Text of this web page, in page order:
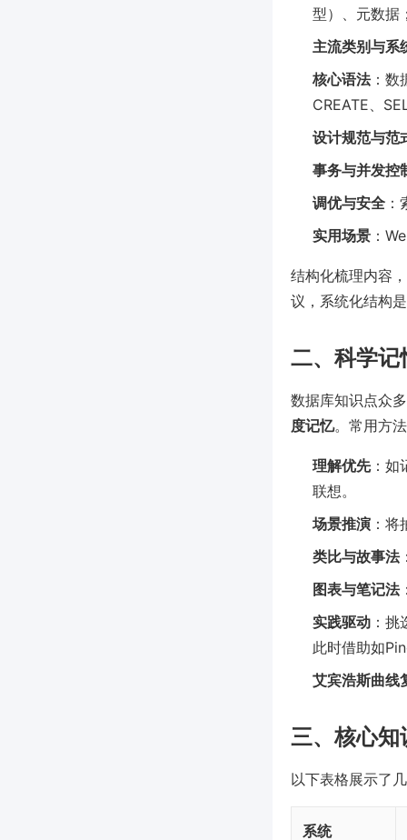
型）、元数据
主流类别与系
核心语法：数
CREATE、
设计规范与范
事务与并发控
调优与安全
实用场景 ：
结构化梳理内容
议，系统化结构
二、科学记
数据库知识点众
度记忆。常用方
理解优先：如
联想。
场景推演 ：
类比与故事法
图表与笔记法
实践驱动 ：
此时借助如
艾宾浩斯曲线
三、核心知
以下表格展示了
系统